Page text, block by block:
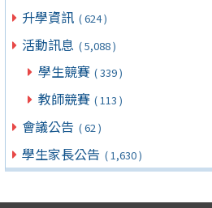
升學資訊 ( 624 )
活動訊息 ( 5,088 )
學生競賽 ( 339 )
教師競賽 ( 113 )
會議公告 ( 62 )
學生家長公告 ( 1,630 )